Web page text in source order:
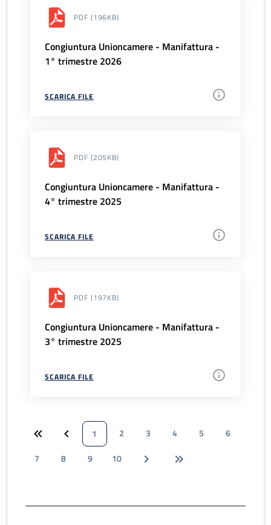
PDF (196KB)
Congiuntura Unioncamere - Manifattura -
1° trimestre 2026
SCARICA FILE
PDF (205KB)
Congiuntura Unioncamere - Manifattura -
4° trimestre 2025
SCARICA FILE
PDF (197KB)
Congiuntura Unioncamere - Manifattura -
3° trimestre 2025
SCARICA FILE
1 2 3 4 5
6
7
8 9 10